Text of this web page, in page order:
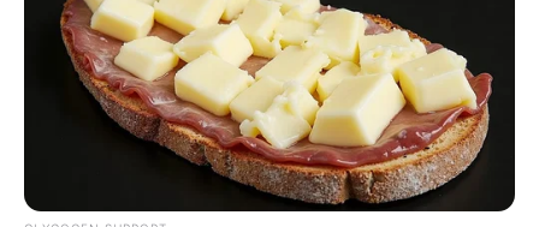
Film yang diangkat dari novel karya Ika Natassa tersebut
dibintangi oleh aktris cantik, Anggika Bolsterli, sebagai pemeran
utama wanita.
Anggika berperan sebagai Wira dimana ia sebagai sahabat
part in crimeAlexandra. Disisi lain peran Wira sangat
cerewet dan kocak . Ia juga beradu akting dengan Reza Rahadian